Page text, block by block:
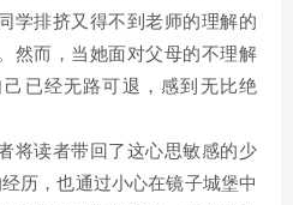
学排挤又得不到老师的理解的
然而，当她面对父母的不理解
已经无路可退，感到无比绝
将读者带回了这心思敏感的少
历，也通过小心在镜子城堡中